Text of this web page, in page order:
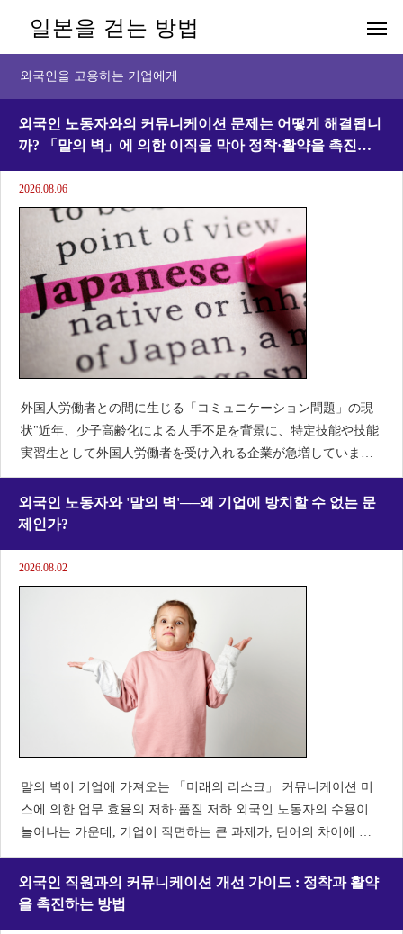
일본을 걷는 방법
외국인을 고용하는 기업에게
외국인 노동자와의 커뮤니케이션 문제는 어떻게 해결됩니
까? 「말의 벽」에 의한 이직을 막아 정착·활약을 촉진하
2026.08.06
外国人労働者との間に生じる「コミュニケーション問題」の現
状"近年、少子高齢化による人手不足を背景に、特定技能や技能
実習生として外国人労働者を受け入れる企業が急増していま
す。彼らは真面目で勤勉な働き手として期待される一方で、多
くの現場で直面しているのが「コミュニケーション問題」です
외국인 노동자와 '말의 벽'──왜 기업에 방치할 수 없는 문
제인가?
2026.08.02
말의 벽이 기업에 가져오는 「미래의 리스크」 커뮤니케이션 미
스에 의한 업무 효율의 저하·품질 저하 외국인 노동자의 수용이
늘어나는 가운데, 기업이 직면하는 큰 과제가, 단어의 차이에 의
한 커뮤니케이션 미스입니다. 원인은 단순한 일본어력 부족이 아
니라 '모호한 지시'와 '이해 수준의 차이'에
외국인 직원과의 커뮤니케이션 개선 가이드 : 정착과 활약
을 촉진하는 방법